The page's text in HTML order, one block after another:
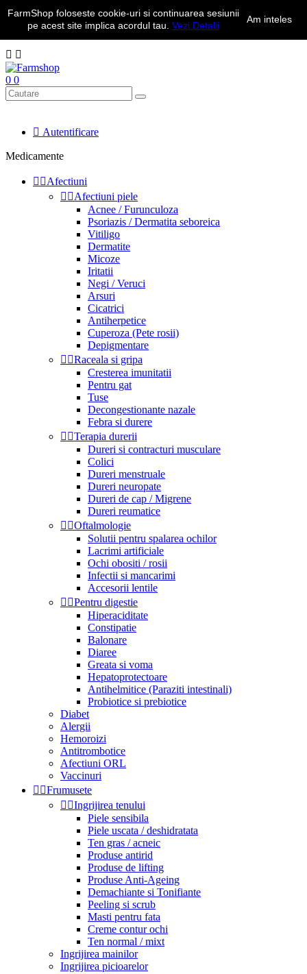
Transport Gratuit la comenzile peste 350 lei | Telefon: 0734.323.050
de luni pana vineri intre 10 - 18
 
0 0
 Autentificare
Medicamente
 Afectiuni
 Afectiuni piele
Acnee / Furunculoza
Psoriazis / Dermatita seboreica
Vitiligo
Dermatite
Micoze
Iritatii
Negi / Veruci
Arsuri
Cicatrici
Antiherpetice
Cuperoza (Pete rosii)
Depigmentare
 Raceala si gripa
Cresterea imunitatii
Pentru gat
Tuse
Decongestionante nazale
Febra si durere
 Terapia durerii
Dureri si contracturi musculare
Colici
Dureri menstruale
Dureri neuropate
Dureri de cap / Migrene
Dureri reumatice
 Oftalmologie
Solutii pentru spalarea ochilor
Lacrimi artificiale
Ochi obositi / rosii
Infectii si mancarimi
Accesorii lentile
 Pentru digestie
Hiperaciditate
Constipatie
Balonare
Diaree
Greata si voma
Hepatoprotectoare
Antihelmitice (Paraziti intestinali)
Probiotice si prebiotice
Diabet
Alergii
Hemoroizi
Antitrombotice
Afectiuni ORL
Vaccinuri
 Frumusete
 Ingrijirea tenului
Piele sensibila
Piele uscata / deshidratata
Ten gras / acneic
Produse antirid
Produse de lifting
Produse Anti-Ageing
Demachiante si Tonifiante
Peeling si scrub
Masti pentru fata
Creme contur ochi
Ten normal / mixt
Ingrijirea mainilor
Ingrijirea picioarelor
FarmShop foloseste cookie-uri si continuarea sesiunii
pe acest site implica acordul tau. Vezi Detalii
Am inteles